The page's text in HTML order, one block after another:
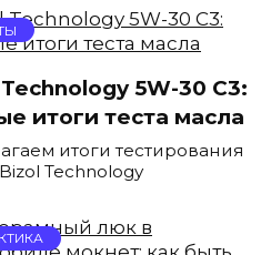
5W-30 C3:
итоги теста масла
итоги тестирования
Technology